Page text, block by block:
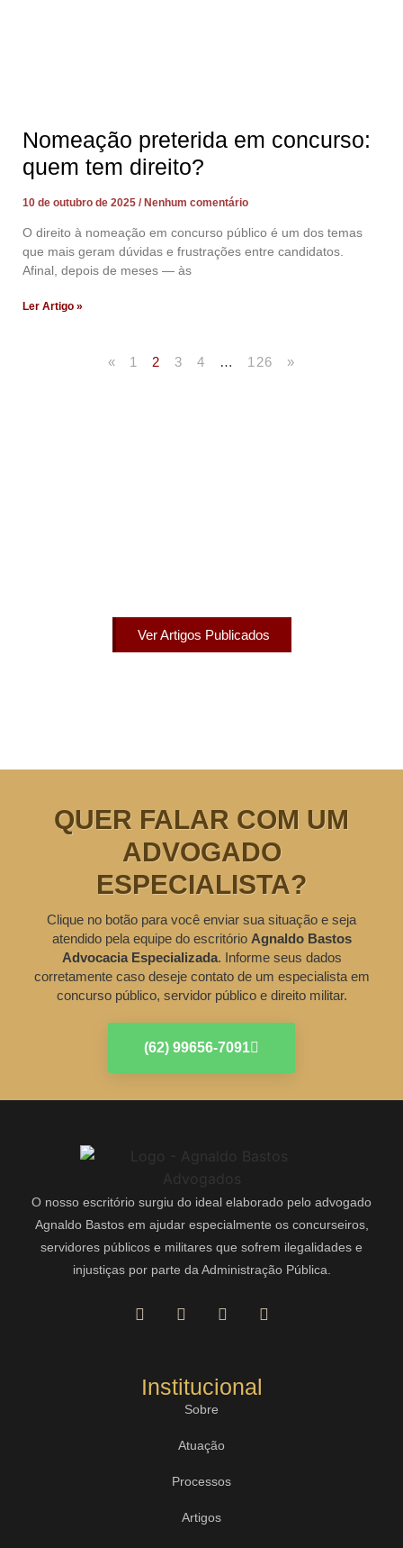
Nomeação preterida em concurso:
quem tem direito?
10 de outubro de 2025 Nenhum comentário
O direito à nomeação em concurso público é um dos temas
que mais geram dúvidas e frustrações entre candidatos.
Afinal, depois de meses — às
Ler Artigo »
« 1 2 3 4 … 126 »
Ver Artigos Publicados
QUER FALAR COM UM
ADVOGADO
ESPECIALISTA?
Clique no botão para você enviar sua situação e seja
atendido pela equipe do escritório Agnaldo Bastos
Advocacia Especializada. Informe seus dados
corretamente caso deseje contato de um especialista em
concurso público, servidor público e direito militar.
(62) 99656-7091
O nosso escritório surgiu do ideal elaborado pelo advogado
Agnaldo Bastos em ajudar especialmente os concurseiros,
servidores públicos e militares que sofrem ilegalidades e
injustiças por parte da Administração Pública.
Institucional
Sobre
Atuação
Processos
Artigos